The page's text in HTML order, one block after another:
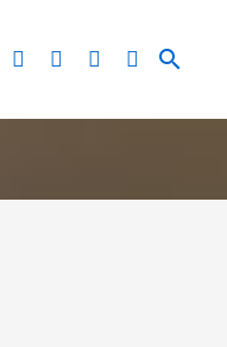
search